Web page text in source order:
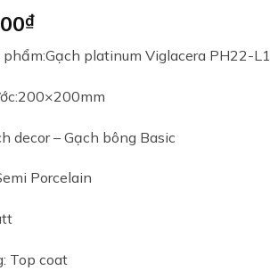
₫
phẩm:Gạch platinum Viglacera PH22-L1
decor – Gạch bông Basic
Porcelain
Top coat